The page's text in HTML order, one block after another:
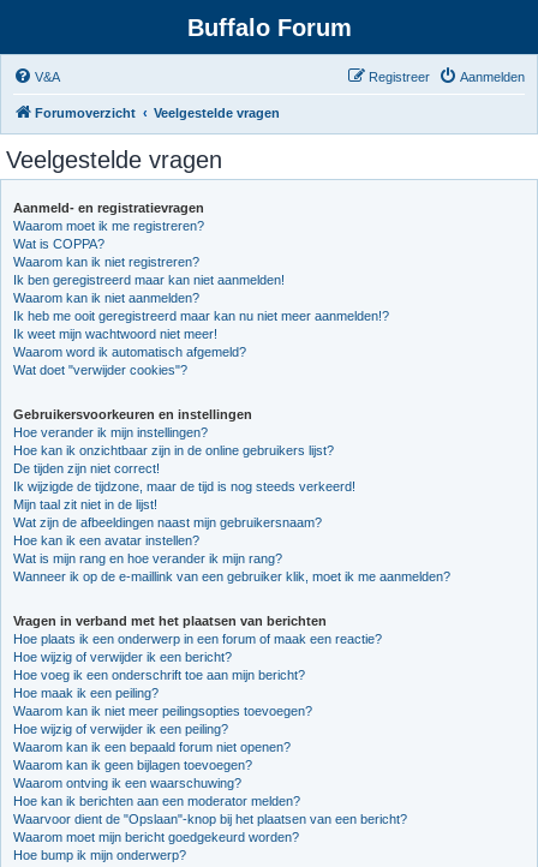
Buffalo Forum
V&A Aanmelden
Registreer
Forumoverzicht Veelgestelde vragen
Veelgestelde vragen
Aanmeld- en registratievragen
Waarom moet ik me registreren?
Wat is COPPA?
Waarom kan ik niet registreren?
Ik ben geregistreerd maar kan niet aanmelden!
Waarom kan ik niet aanmelden?
Ik heb me ooit geregistreerd maar kan nu niet meer aanmelden!?
Ik weet mijn wachtwoord niet meer!
Waarom word ik automatisch afgemeld?
Wat doet "verwijder cookies"?
Gebruikersvoorkeuren en instellingen
Hoe verander ik mijn instellingen?
Hoe kan ik onzichtbaar zijn in de online gebruikers lijst?
De tijden zijn niet correct!
Ik wijzigde de tijdzone, maar de tijd is nog steeds verkeerd!
Mijn taal zit niet in de lijst!
Wat zijn de afbeeldingen naast mijn gebruikersnaam?
Hoe kan ik een avatar instellen?
Wat is mijn rang en hoe verander ik mijn rang?
Wanneer ik op de e-maillink van een gebruiker klik, moet ik me aanmelden?
Vragen in verband met het plaatsen van berichten
Hoe plaats ik een onderwerp in een forum of maak een reactie?
Hoe wijzig of verwijder ik een bericht?
Hoe voeg ik een onderschrift toe aan mijn bericht?
Hoe maak ik een peiling?
Waarom kan ik niet meer peilingsopties toevoegen?
Hoe wijzig of verwijder ik een peiling?
Waarom kan ik een bepaald forum niet openen?
Waarom kan ik geen bijlagen toevoegen?
Waarom ontving ik een waarschuwing?
Hoe kan ik berichten aan een moderator melden?
Waarvoor dient de "Opslaan"-knop bij het plaatsen van een bericht?
Waarom moet mijn bericht goedgekeurd worden?
Hoe bump ik mijn onderwerp?